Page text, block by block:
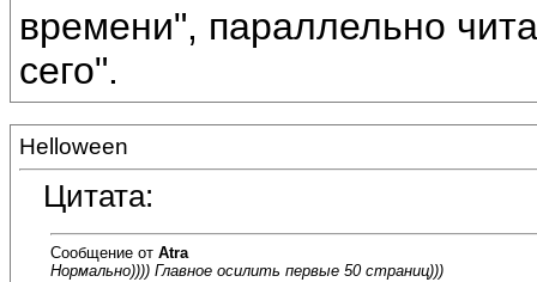
времени", параллельно
сего".
Helloween
Цитата:
Сообщение от Atra
Нормально)))) Главное осилить первые 50 страниц)))